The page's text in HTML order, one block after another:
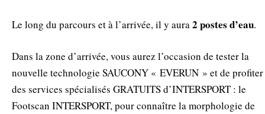
Le long du parcours et à l’arrivée, il y aura2 postes d’eau.
Dans la zone d’arrivée, vous aurez l’occasion de tester la
nouvelle technologie SAUCONY « EVERUN » et de profiter
des services spécialisés GRATUITS d’INTERSPORT : le
Footscan INTERSPORT, pour connaître la morphologie de